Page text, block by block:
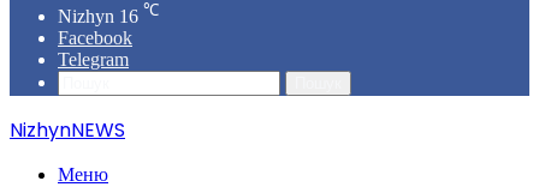
Nizhyn 16 ℃
Facebook
Telegram
NizhynNEWS
Меню